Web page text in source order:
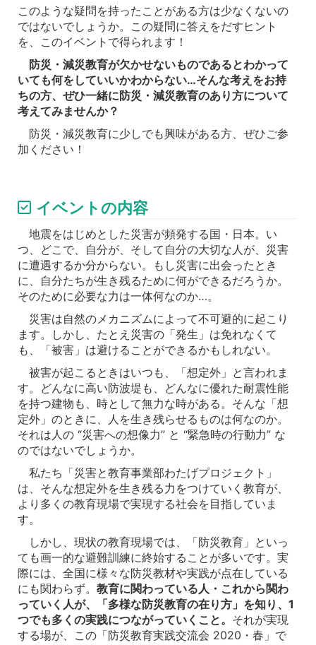
このような疑問を持ったことがある方は少なくないの
ではないでしょうか。この疑問に答えをだすヒント
を、このイベントで得られます！
防災・減災教育が欠かせないものであるとわかって
いても何をしていいかわからない…そんな考えをお持
ちの方、ぜひ一緒に防災・減災教育のあり方について
考えてみませんか？
防災・減災教育に少しでも興味がある方、ぜひご参
加ください！
イベントの内容
地震をはじめとした災害が頻発する国・日本。い
つ、どこで、自分が、そして自分の大切な人が、災害
に遭遇するか分からない。もし災害に出会ったとき
に、自分たちが生き残るために何ができるだろうか。
そのために必要な力は一体何なのか…。
災害は自然のメカニズムによって不可避的に起こり
ます。しかし、たとえ災害の「発生」は免れなくて
も、「被害」は避けることができるかもしれない。
被害が起こるときはいつも、「想定外」と言われま
す。どんなに高い防波堤も、どんなに優れた耐震性能
を持つ建物も、時として無力な時がある。そんな「想
定外」のときに、人を生き残らせるものは何なのか。
それは人の “災害への想像力” と “緊急時の行動力” な
のではないでしょうか。
私たち「災害と教育事業部わたげプロジェクト」
は、そんな想定外を生き残る力をつけていく教育が、
より多くの教育現場で実現する社会を目指していま
す。
しかし、現状の教育現場では、「防災教育」といっ
ても画一的な避難訓練に終始することが多いです。実
際には、全国に様々な防災教材や実践が点在している
にも関わらず。 教育に関わっている人・これから関わ
っていく人が、「多様な防災教育の在り方」を知り、1
つでも多くの実践につながっていくこと。 それが実現
する場が、この「防災教育実践交流会 2020・春」で